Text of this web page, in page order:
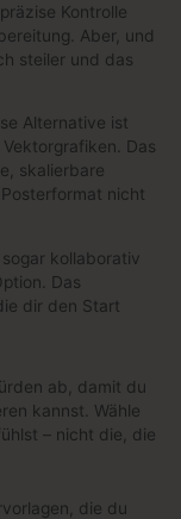
Kontrolle
Aber, und
steiler und das
Alternative ist
Das
skalierbare
nicht
kollaborativ
Das
dir den Start
ab, damit du
kannst. Wähle
– nicht die, die
die du